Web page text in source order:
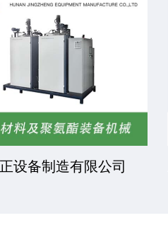
设备制造有限公司